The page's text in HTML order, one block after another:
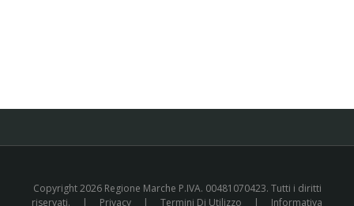
Copyright 2026 Regione Marche P.IVA. 00481070423. Tutti i diritti
riservati.
| Privacy | Termini Di Utilizzo | Informativa